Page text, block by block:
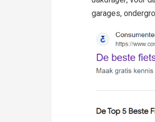
garages,